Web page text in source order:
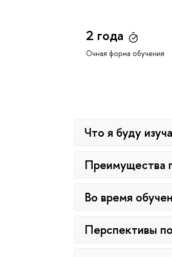
2 года
Очная форма обучения
Что я буду
Преимущества
Во время
Перспективы